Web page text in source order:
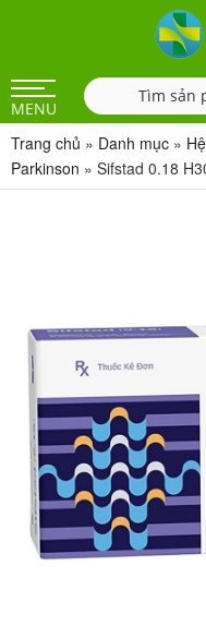
MENU
Trang chủ » Danh mục »
Parkinson » Sifstad 0.18